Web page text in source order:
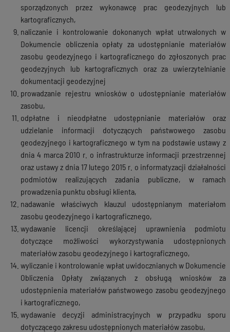
sporządzonych przez wykonawcę prac geodezyjnych lub
kartograficznych,
naliczanie i kontrolowanie dokonanych wpłat utrwalonych w
Dokumencie obliczenia opłaty za udostępnianie materiałów
zasobu geodezyjnego i kartograficznego do zgłoszonych prac
geodezyjnych lub kartograficznych oraz za uwierzytelnianie
dokumentacji geodezyjnej
prowadzanie rejestru wniosków o udostępnianie materiałów
zasobu,
odpłatne i nieodpłatne udostępnianie materiałów oraz
udzielanie informacji dotyczących państwowego zasobu
geodezyjnego i kartograficznego w tym na podstawie ustawy z
dnia 4 marca 2010 r. o infrastrukturze informacji przestrzennej
oraz ustawy z dnia 17 lutego 2015 r. o informatyzacji działalności
podmiotów realizujących zadania publiczne, w ramach
prowadzenia punktu obsługi klienta,
nadawanie właściwych klauzul udostępnianym materiałom
zasobu geodezyjnego i kartograficznego,
wydawanie licencji określającej uprawnienia podmiotu
dotyczące możliwości wykorzystywania udostępnionych
materiałów zasobu geodezyjnego i kartograficznego,
wyliczanie i kontrolowanie wpłat uwidocznianych w Dokumencie
Obliczenia Opłaty związanych z obsługą wniosków za
udostępnienia materiałów państwowego zasobu geodezyjnego
i kartograficznego,
wydawanie decyzji administracyjnych w przypadku sporu
dotyczącego zakresu udostępnionych materiałów zasobu,